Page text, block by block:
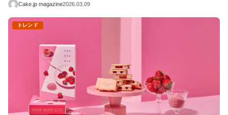
Cake.jp magazine2026.03.09
トレンド